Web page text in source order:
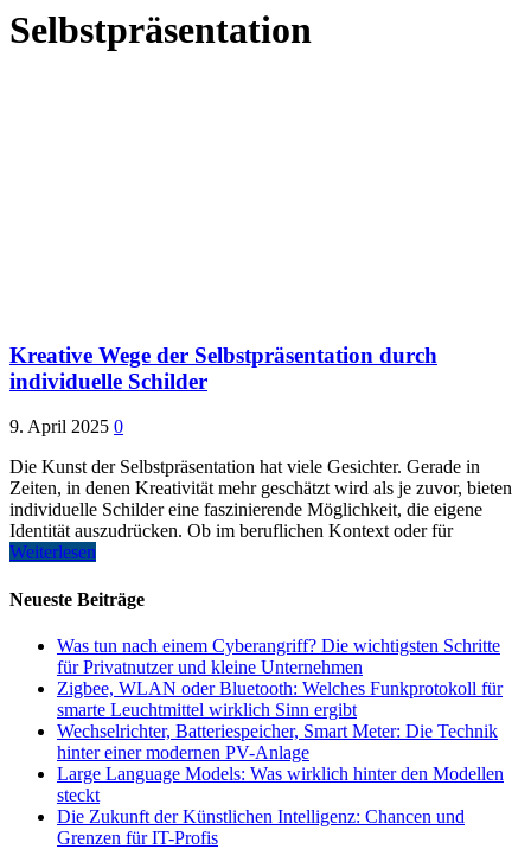
Selbstpräsentation
Kreative Wege der Selbstpräsentation durch
individuelle Schilder
9. April 2025 0
Die Kunst der Selbstpräsentation hat viele Gesichter. Gerade in
Zeiten, in denen Kreativität mehr geschätzt wird als je zuvor, bieten
individuelle Schilder eine faszinierende Möglichkeit, die eigene
Identität auszudrücken. Ob im beruflichen Kontext oder für
Weiterlesen
Neueste Beiträge
Was tun nach einem Cyberangriff? Die wichtigsten Schritte
für Privatnutzer und kleine Unternehmen
Zigbee, WLAN oder Bluetooth: Welches Funkprotokoll für
smarte Leuchtmittel wirklich Sinn ergibt
Wechselrichter, Batteriespeicher, Smart Meter: Die Technik
hinter einer modernen PV-Anlage
Large Language Models: Was wirklich hinter den Modellen
steckt
Die Zukunft der Künstlichen Intelligenz: Chancen und
Grenzen für IT-Profis